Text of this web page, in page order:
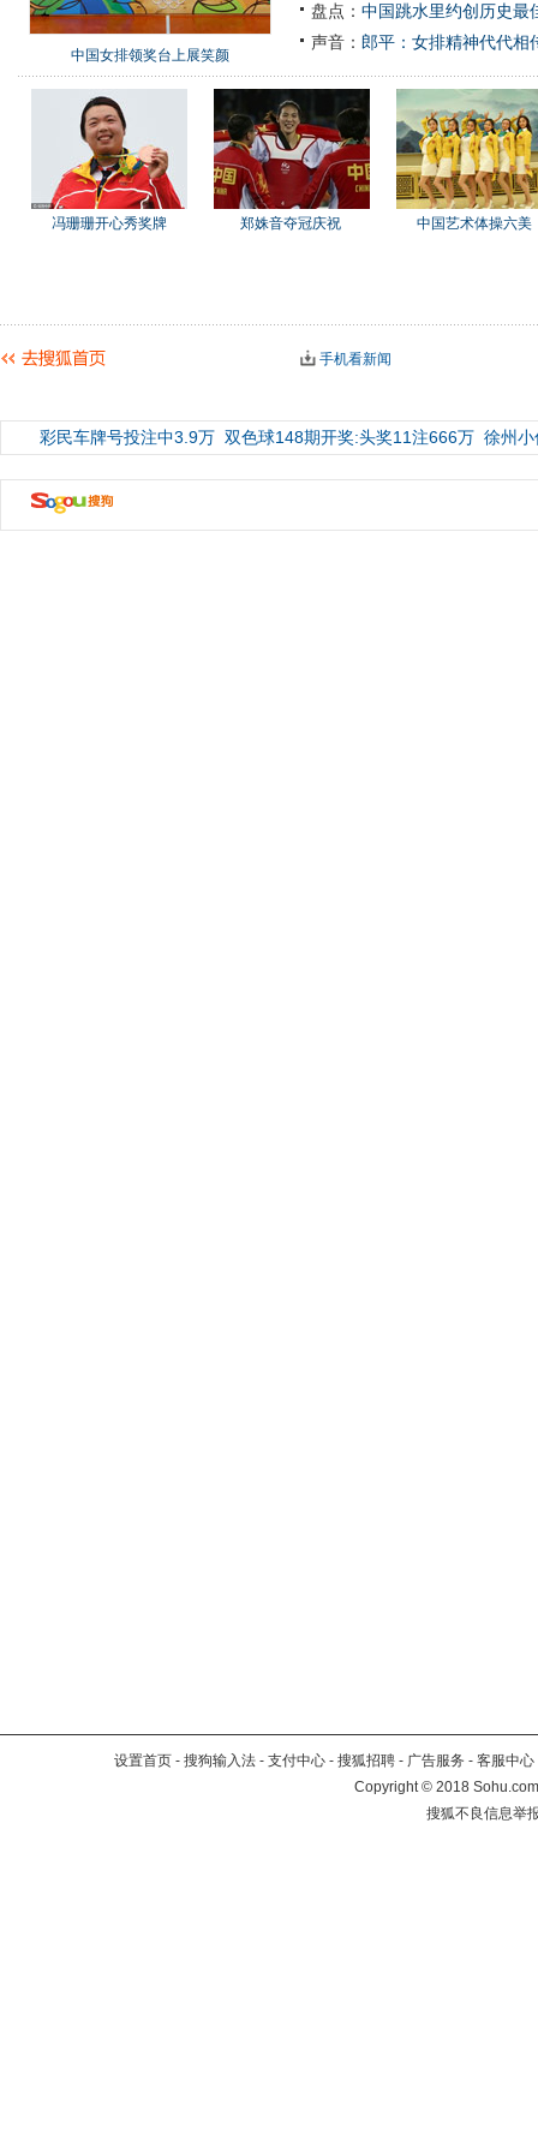
中国女排领奖台上展笑颜
盘点： 中国跳水里约创历史最
声音： 郎平：女排精神代代相
冯珊珊开心秀奖牌 郑姝音夺冠庆祝 中国艺术体操六美
手机看新闻
彩民车牌号投注中3.9万 双色球148期开奖:头奖11注666万 徐州
设置首页 - 搜狗输入法 - 支付中心 - 搜狐招聘 - 广告服务 - 客服中心
Copyright©2018
搜狐不良信息举